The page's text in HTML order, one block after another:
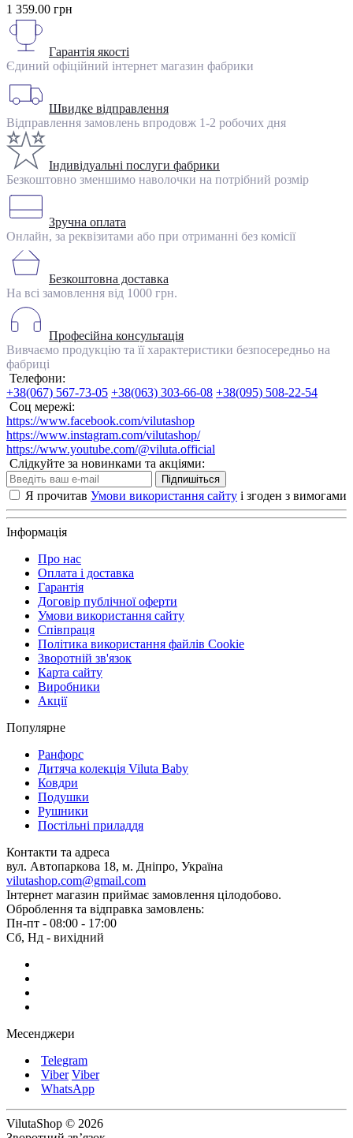
1 359.00 грн
Гарантія якості
Єдиний офіційний інтернет магазин фабрики
Швидке відправлення
Відправлення замовлень впродовж 1-2 робочих дня
Індивідуальні послуги фабрики
Безкоштовно зменшимо наволочки на потрібний розмір
Зручна оплата
Онлайн, за реквізитами або при отриманні без комісії
Безкоштовна доставка
На всі замовлення від 1000 грн.
Професійна консультація
Вивчаємо продукцію та її характеристики безпосередньо на
фабриці
Телефони:
+38(067) 567-73-05 +38(063) 303-66-08 +38(095) 508-22-54
Соц мережі:
https://www.facebook.com/vilutashop
https://www.instagram.com/vilutashop/
https://www.youtube.com/@viluta.official
Слідкуйте за новинками та акціями:
Підпишіться
Я прочитав Умови використання сайту і згоден з вимогами
Інформація
Про нас
Оплата і доставка
Гарантія
Договір публічної оферти
Умови використання сайту
Співпраця
Політика використання файлів Cookie
Зворотній зв'язок
Карта сайту
Виробники
Акції
Популярне
Ранфорс
Дитяча колекція Viluta Baby
Ковдри
Подушки
Рушники
Постільні приладдя
Контакти та адреса
вул. Автопаркова 18, м. Дніпро, Україна
vilutashop.com@gmail.com
Інтернет магазин приймає замовлення цілодобово.
Оброблення та відправка замовлень:
Пн-пт - 08:00 - 17:00
Сб, Нд - вихідний
Месенджери
Telegram
Viber Viber
WhatsApp
VilutaShop © 2026